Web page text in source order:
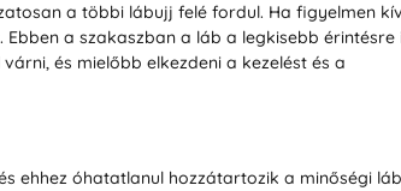
a többi lábujj felé fordul. Ha figyelmen
a szakaszban a láb a legkisebb érintésre
és mielőbb elkezdeni a kezelést és a
ehhez óhatatlanul hozzátartozik a minőségi